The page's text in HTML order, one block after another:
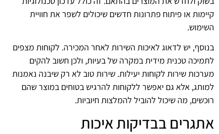
קיימות או פיתוח פתרונות חדשים שיכולים לשפר את חוויית
השימוש.
בנוסף, יש לדאוג לאיכות השירות לאחר המכירה. לקוחות מצפים
לתמיכה טכנית מידית במקרה של בעיות, ולכן חשוב להקים
מערכות שירות לקוחות יעילות. שירות טוב לא רק שיבנה נאמנות
למותג, אלא גם יאפשר ללקוחות להרגיש בטוחים במוצר שהם
רוכשים, מה שיכול להוביל להמלצות חיוביות.
אתגרים בבדיקות איכות